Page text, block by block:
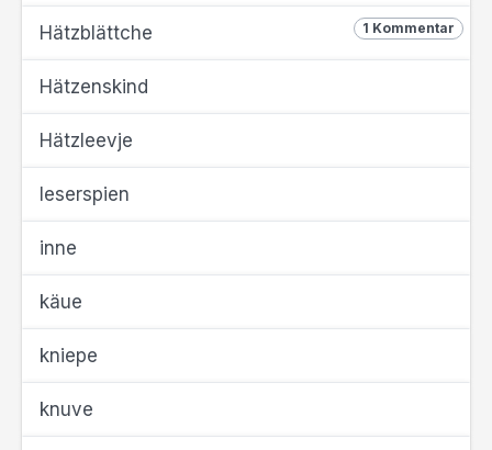
1 Kommentar
Hätzblättche
Hätzenskind
Hätzleevje
Ieserspien
inne
käue
kniepe
knuve